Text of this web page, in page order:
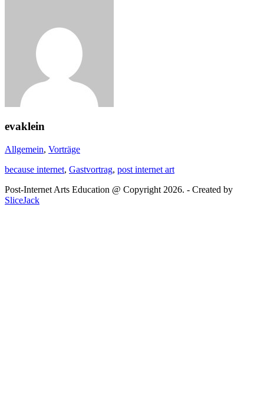
evaklein
Allgemein, Vorträge
because internet, Gastvortrag, post internet art
Post-Internet Arts Education @ Copyright 2026. - Created by
SliceJack